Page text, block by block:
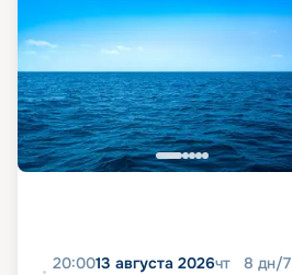
20:0013 августа 2026чт 8 дн/7